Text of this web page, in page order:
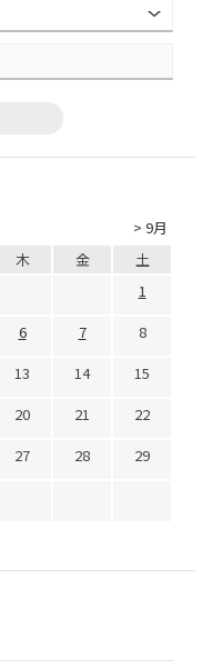
> 9月
木 金
土
1
6 7
8
13 14
15
20 21
22
27 28
29